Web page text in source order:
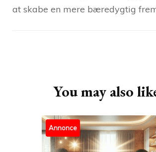
at skabe en mere bæredygtig
You may also
Annonce